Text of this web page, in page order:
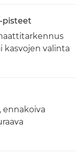
kasvojen valinta
ennakoiva